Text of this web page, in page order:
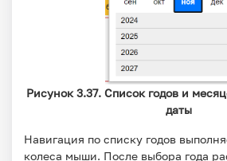
Рисунок 3.37. Список годов и
даты
Навигация по списку годов
колеса мыши. После выбора года